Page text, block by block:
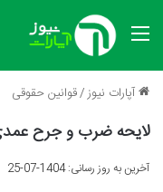
منو
آپارات نیوز/قوانین حقوقی
لایحه ضرب و جرح
آخرین به روز رسانی: 1404-07-25